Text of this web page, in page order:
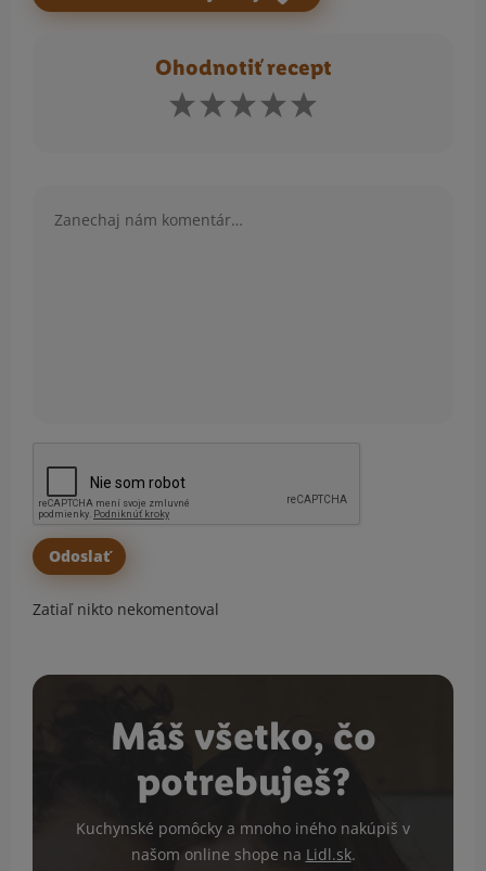
Ohodnotiť recept
Zatiaľ nikto nekomentoval
Máš všetko, čo
potrebuješ?
Kuchynské pomôcky a mnoho iného nakúpiš v
našom online shope na Lidl.sk.